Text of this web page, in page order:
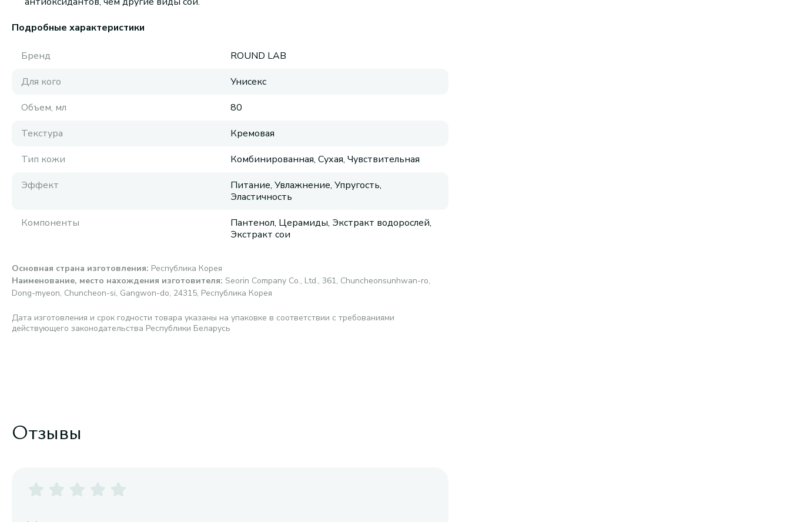
Подробные характеристики
Бренд
ROUND LAB
Для кого
Унисекс
Объем, мл
80
Текстура
Кремовая
Тип кожи
Комбинированная, Сухая, Чувствительная
Эффект
Питание, Увлажнение, Упругость,
Эластичность
Компоненты
Пантенол, Церамиды, Экстракт водорослей,
Экстракт сои
Основная страна изготовления: Республика Корея
Наименование, место нахождения изготовителя: Seorin Company Co., Ltd., 361, Chuncheonsunhwan-ro,
Dong-myeon, Chuncheon-si, Gangwon-do, 24315, Республика Корея
Дата изготовления и срок годности товара указаны на упаковке в соответствии с требованиями
действующего законодательства Республики Беларусь
Отзывы